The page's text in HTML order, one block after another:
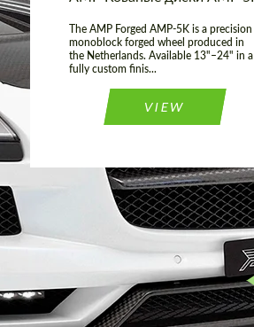
The AMP Forged AMP-5K is a precision
monoblock forged wheel produced in
the Netherlands. Available 13"–24" in a
fully custom finis...
VIEW